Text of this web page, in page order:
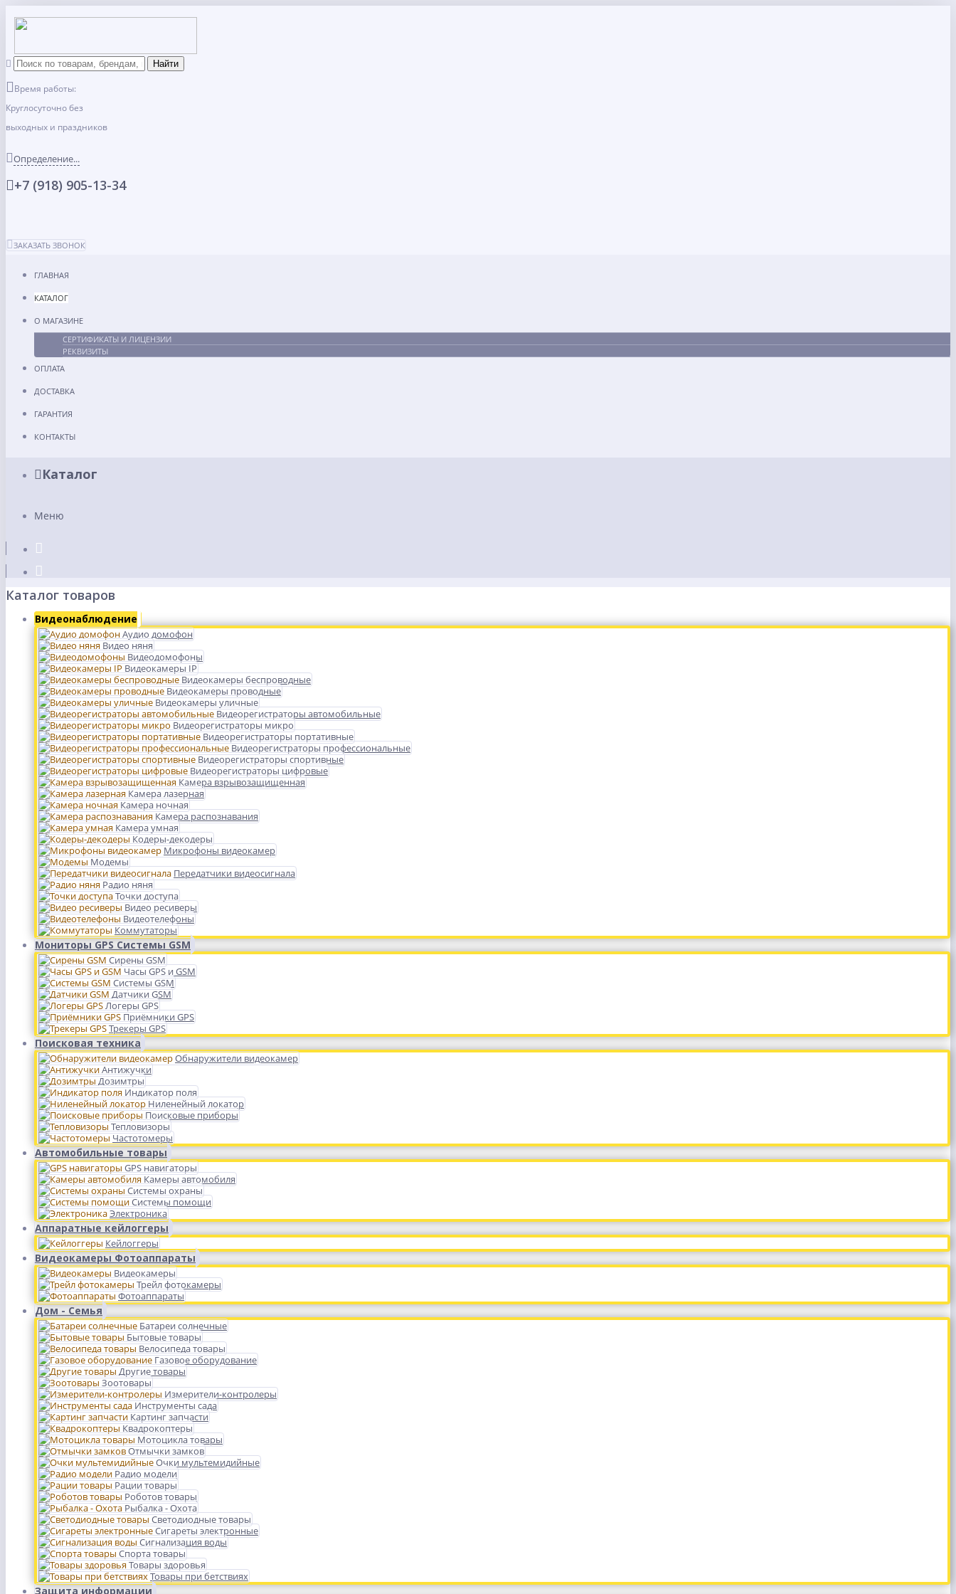
Время работы:
Круглосуточно без
выходных и праздников
Определение...
+7 (918) 905-13-34
ЗАКАЗАТЬ ЗВОНОК
ГЛАВНАЯ
КАТАЛОГ
О МАГАЗИНЕ
СЕРТИФИКАТЫ И ЛИЦЕНЗИИ
РЕКВИЗИТЫ
ОПЛАТА
ДОСТАВКА
ГАРАНТИЯ
КОНТАКТЫ
Каталог
Меню
Каталог товаров
Видеонаблюдение
Аудио домофон
Видео няня
Видеодомофоны
Видеокамеры IP
Видеокамеры беспроводные
Видеокамеры проводные
Видеокамеры уличные
Видеорегистраторы автомобильные
Видеорегистраторы микро
Видеорегистраторы портативные
Видеорегистраторы профессиональные
Видеорегистраторы спортивные
Видеорегистраторы цифровые
Камера взрывозащищенная
Камера лазерная
Камера ночная
Камера распознавания
Камера умная
Кодеры-декодеры
Микрофоны видеокамер
Модемы
Передатчики видеосигнала
Радио няня
Точки доступа
Видео ресиверы
Видеотелефоны
Коммутаторы
Мониторы GPS Системы GSM
Сирены GSM
Часы GPS и GSM
Системы GSM
Датчики GSM
Логеры GPS
Приёмники GPS
Трекеры GPS
Поисковая техника
Обнаружители видеокамер
Антижучки
Дозимтры
Индикатор поля
Ниленейный локатор
Поисковые приборы
Тепловизоры
Частотомеры
Автомобильные товары
GPS навигаторы
Камеры автомобиля
Системы охраны
Системы помощи
Электроника
Аппаратные кейлоггеры
Кейлоггеры
Видеокамеры Фотоаппараты
Видеокамеры
Трейл фотокамеры
Фотоаппараты
Дом - Семья
Батареи солнечные
Бытовые товары
Велосипеда товары
Газовое оборудование
Другие товары
Зоотовары
Измерители-контролеры
Инструменты сада
Картинг запчасти
Квадрокоптеры
Мотоцикла товары
Отмычки замков
Очки мультемидийные
Радио модели
Рации товары
Роботов товары
Рыбалка - Охота
Светодиодные товары
Сигареты электронные
Сигнализация воды
Спорта товары
Товары здоровья
Товары при бетствиях
Защита информации